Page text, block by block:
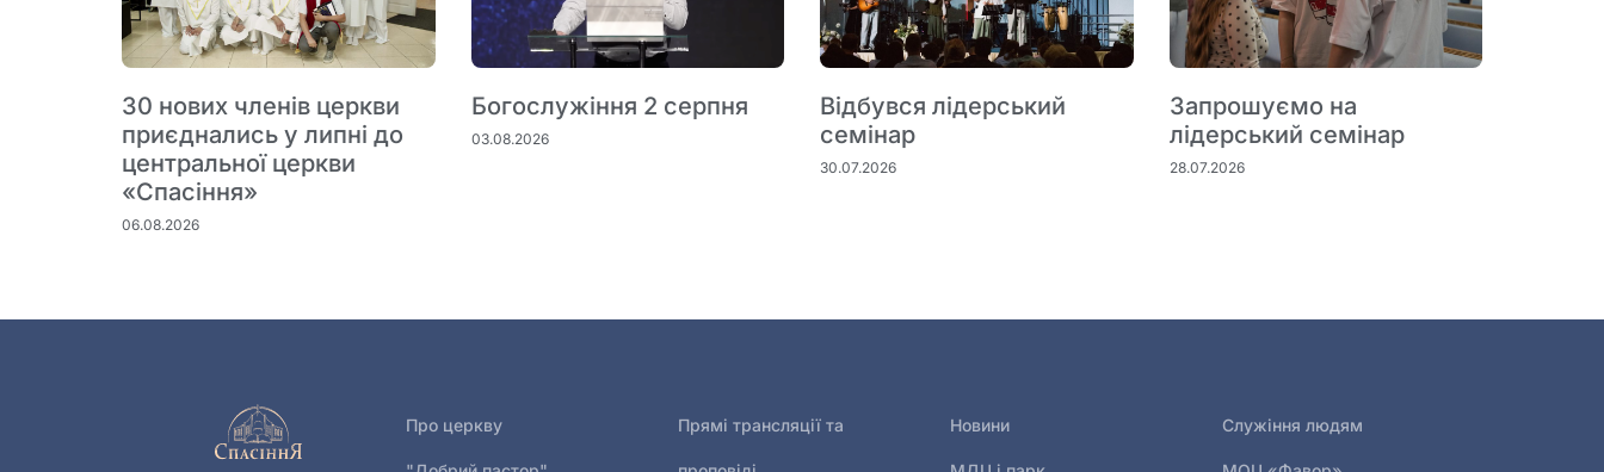
30 нових членів церкви
приєднались у липні до
центральної церкви
«Спасіння»
06.08.2026
Богослужіння 2 серпня
03.08.2026
Відбувся лідерський
семінар
30.07.2026
Запрошуємо на
лідерський семінар
28.07.2026
Про церкву Прямі трансляції та Новини Служіння людям